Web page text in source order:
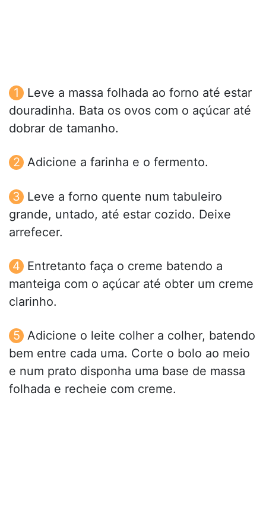
Leve a massa folhada ao forno até estar
douradinha. Bata os ovos com o açúcar até
dobrar de tamanho.
Adicione a farinha e o fermento.
Leve a forno quente num tabuleiro
grande, untado, até estar cozido. Deixe
arrefecer.
Entretanto faça o creme batendo a
manteiga com o açúcar até obter um creme
clarinho.
Adicione o leite colher a colher, batendo
bem entre cada uma. Corte o bolo ao meio
e num prato disponha uma base de massa
folhada e recheie com creme.